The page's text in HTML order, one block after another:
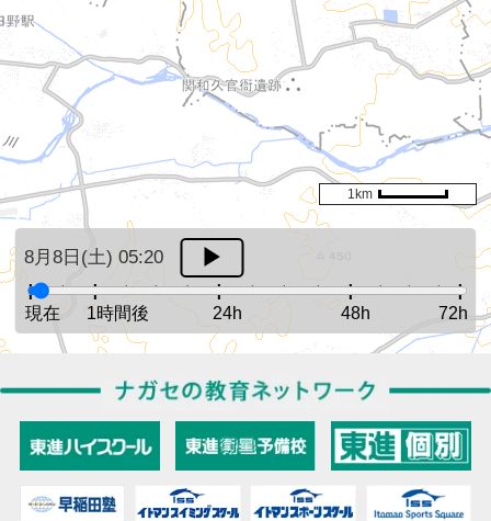
8月8日(土) 05:20
現在 1時間後 24h 48h 72h
1km